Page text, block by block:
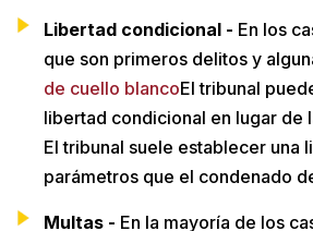
Libertad condicional - En los
que son primeros delitos y
de cuello blancoEl tribunal
libertad condicional en lugar de
El tribunal suele establecer una
parámetros que el condenado
Multas - En la mayoría de los